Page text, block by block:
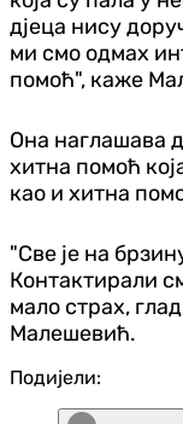
дјеца нису
ми смо одмах
помоћ", каже
Она наглашава
хитна помоћ
као и хитна
"Све је на
Контактирали
мало страх,
Малешевић.
Подијели: